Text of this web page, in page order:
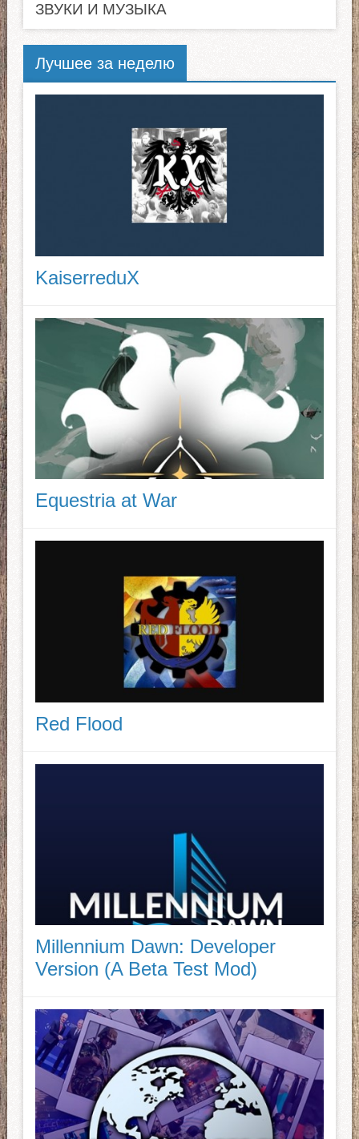
ЗВУКИ И МУЗЫКА
Лучшее за неделю
KaiserreduX
Equestria at War
Red Flood
Millennium Dawn: Developer
Version (A Beta Test Mod)